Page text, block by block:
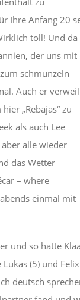
Ihre Anfang 20
toll! Und da
der uns mit
schmunzeln
Auch er
„Rebajas“ zu
als auch Lee
alle wieder
das Wetter
– where
einmal mit
und so hatte
(5) und
deutsch